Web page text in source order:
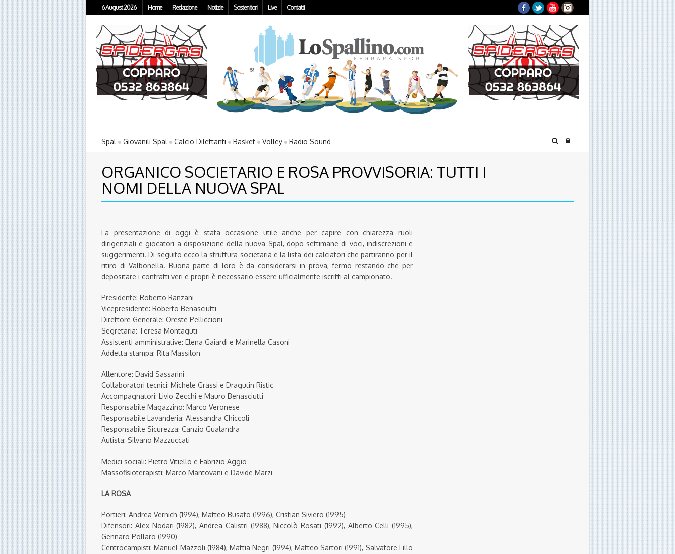
6 August 2026 Home Redazione Notizie Sostenitori Live Contatti Facebook
TwitterYouTubeInstagram
Spal Giovanili Spal Calcio Dilettanti Basket Volley Radio Sound
ORGANICO SOCIETARIO E ROSA PROVVISORIA: TUTTI I
NOMI DELLA NUOVA SPAL
La presentazione di oggi è stata occasione utile anche per capire con chiarezza ruoli
dirigenziali e giocatori a disposizione della nuova Spal, dopo settimane di voci, indiscrezioni e
suggerimenti. Di seguito ecco la struttura societaria e la lista dei calciatori che partiranno per il
ritiro di Valbonella. Buona parte di loro è da considerarsi in prova, fermo restando che per
depositare i contratti veri e propri è necessario essere ufficialmente iscritti al campionato.
Presidente: Roberto Ranzani
Vicepresidente: Roberto Benasciutti
Direttore Generale: Oreste Pelliccioni
Segretaria: Teresa Montaguti
Assistenti amministrative: Elena Gaiardi e Marinella Casoni
Addetta stampa: Rita Massilon
Allentore: David Sassarini
Collaboratori tecnici: Michele Grassi e Dragutin Ristic
Accompagnatori: Livio Zecchi e Mauro Benasciutti
Responsabile Magazzino: Marco Veronese
Responsabile Lavanderia: Alessandra Chiccoli
Responsabile Sicurezza: Canzio Gualandra
Autista: Silvano Mazzuccati
Medici sociali: Pietro Vitiello e Fabrizio Aggio
Massofisioterapisti: Marco Mantovani e Davide Marzi
LA ROSA
Portieri: Andrea Vernich (1994), Matteo Busato (1996), Cristian Siviero (1995)
Difensori: Alex Nodari (1982), Andrea Calistri (1988), Niccolò Rosati (1992), Alberto Celli (1995),
Gennaro Pollaro (1990)
Centrocampisti: Manuel Mazzoli (1984), Mattia Negri (1994), Matteo Sartori (1991), Salvatore Lillo